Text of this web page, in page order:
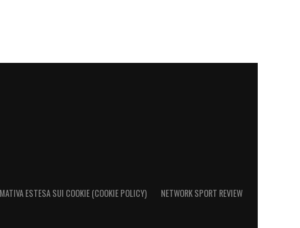
ESTESA SUI COOKIE (COOKIE POLICY) NETWORK SPORT REVIEW